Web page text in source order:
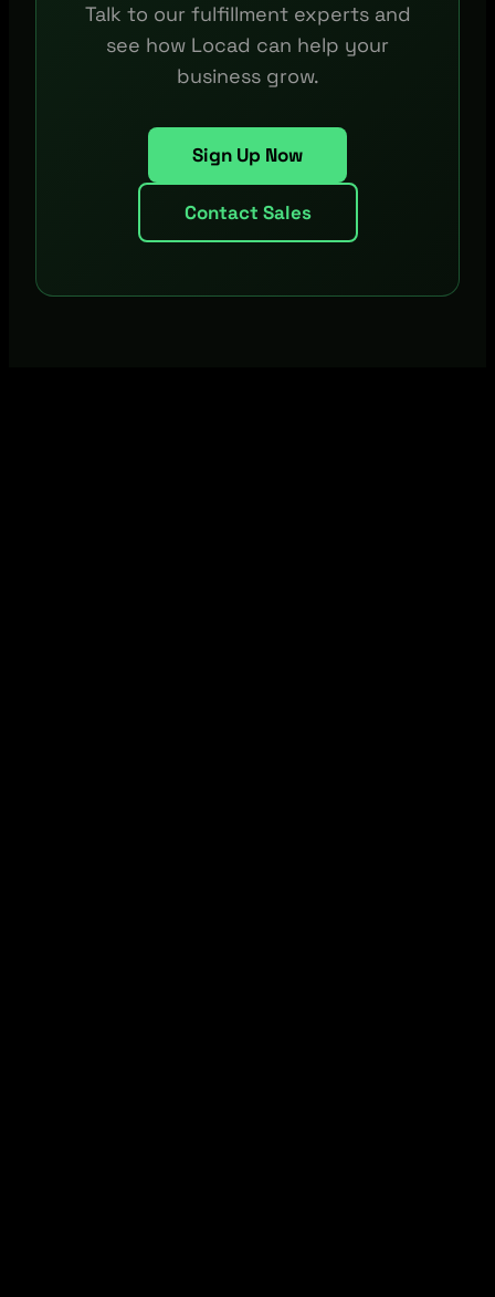
Talk to our fulfillment experts and
see how Locad can help your
business grow.
Sign Up Now
Contact Sales